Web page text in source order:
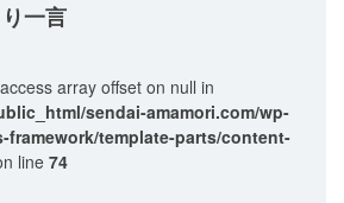
一言
array offset on null in
sendai-amamori.com/wp-
framework/template-parts/content-
line74